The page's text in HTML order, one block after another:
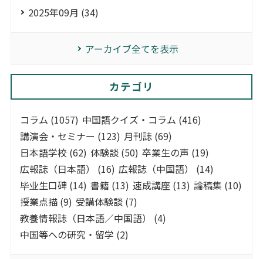
2025年09月 (34)
アーカイブ全てを表示
カテゴリ
コラム (1057) 中国語クイズ・コラム (416)
講演会・セミナー (123) 月刊誌 (69)
日本語学校 (62) 体験談 (50) 卒業生の声 (19)
広報誌（日本語） (16) 広報誌（中国語） (14)
毕业生口碑 (14) 書籍 (13) 速成講座 (13) 論稿集 (10)
授業点描 (9) 受講体験談 (7)
教養情報誌（日本語／中国語） (4)
中国等への研究・留学 (2)